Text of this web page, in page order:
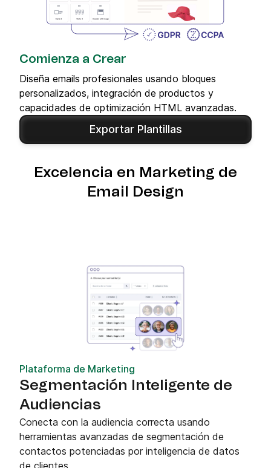
Comienza a Crear
Diseña emails profesionales usando bloques
personalizados, integración de productos y
capacidades de optimización HTML avanzadas.
Exportar Plantillas
Excelencia en Marketing de
Email Design
Plataforma de Marketing
Segmentación Inteligente de
Audiencias
Conecta con la audiencia correcta usando
herramientas avanzadas de segmentación de
contactos potenciadas por inteligencia de datos
de clientes